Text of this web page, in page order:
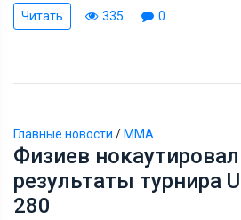
Читать 335 0
Главные новости / ММА
Физиев
результаты турнира
280